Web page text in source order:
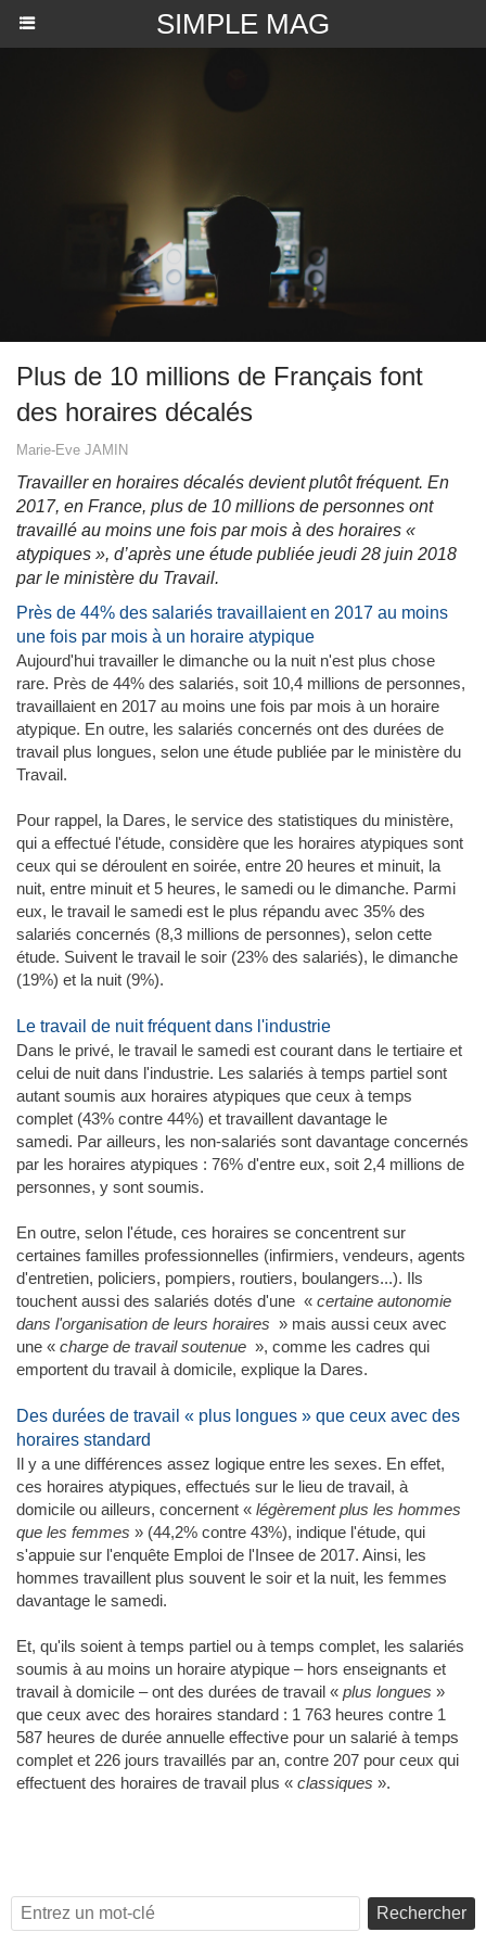
SIMPLE MAG
Plus de 10 millions de Français font
des horaires décalés
Marie-Eve JAMIN
Travailler en horaires décalés devient plutôt fréquent. En
2017, en France, plus de 10 millions de personnes ont
travaillé au moins une fois par mois à des horaires «
atypiques », d’après une étude publiée jeudi 28 juin 2018
par le ministère du Travail.
Près de 44% des salariés travaillaient en 2017 au moins
une fois par mois à un horaire atypique
Aujourd'hui travailler le dimanche ou la nuit n'est plus chose
rare. Près de 44% des salariés, soit 10,4 millions de personnes,
travaillaient en 2017 au moins une fois par mois à un horaire
atypique. En outre, les salariés concernés ont des durées de
travail plus longues, selon une étude publiée par le ministère du
Travail.
Pour rappel, la Dares, le service des statistiques du ministère,
qui a effectué l'étude, considère que les horaires atypiques sont
ceux qui se déroulent en soirée, entre 20 heures et minuit, la
nuit, entre minuit et 5 heures, le samedi ou le dimanche. Parmi
eux, le travail le samedi est le plus répandu avec 35% des
salariés concernés (8,3 millions de personnes), selon cette
étude. Suivent le travail le soir (23% des salariés), le dimanche
(19%) et la nuit (9%).
Le travail de nuit fréquent dans l'industrie
Dans le privé, le travail le samedi est courant dans le tertiaire et
celui de nuit dans l'industrie. Les salariés à temps partiel sont
autant soumis aux horaires atypiques que ceux à temps
complet (43% contre 44%) et travaillent davantage le
samedi. Par ailleurs, les non-salariés sont davantage concernés
par les horaires atypiques : 76% d'entre eux, soit 2,4 millions de
personnes, y sont soumis.
En outre, selon l'étude, ces horaires se concentrent sur
certaines familles professionnelles (infirmiers, vendeurs, agents
d'entretien, policiers, pompiers, routiers, boulangers...). Ils
touchent aussi des salariés dotés d'une « certaine autonomie
dans l'organisation de leurs horaires » mais aussi ceux avec
une « charge de travail soutenue », comme les cadres qui
emportent du travail à domicile, explique la Dares.
Des durées de travail « plus longues » que ceux avec des
horaires standard
Il y a une différences assez logique entre les sexes. En effet,
ces horaires atypiques, effectués sur le lieu de travail, à
domicile ou ailleurs, concernent « légèrement plus les hommes
que les femmes » (44,2% contre 43%), indique l'étude, qui
s'appuie sur l'enquête Emploi de l'Insee de 2017. Ainsi, les
hommes travaillent plus souvent le soir et la nuit, les femmes
davantage le samedi.
Et, qu'ils soient à temps partiel ou à temps complet, les salariés
soumis à au moins un horaire atypique – hors enseignants et
travail à domicile – ont des durées de travail « plus longues »
que ceux avec des horaires standard : 1 763 heures contre 1
587 heures de durée annuelle effective pour un salarié à temps
complet et 226 jours travaillés par an, contre 207 pour ceux qui
effectuent des horaires de travail plus « classiques ».
Rechercher